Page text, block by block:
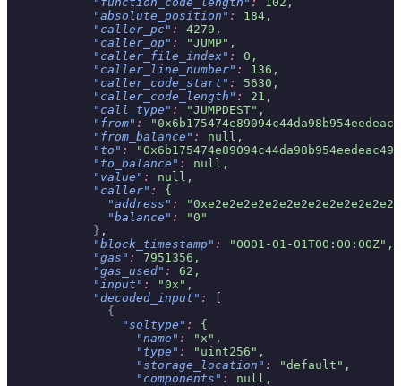
            "absolute_position"
:
184,
            "caller_pc"
:
4279,
            "caller_op"
:
"JUMP",
            "caller_file_index"
:
0,
            "caller_line_number"
:
136,
            "caller_code_start"
:
5630,
            "caller_code_length"
:
21,
            "call_type"
:
"JUMPDEST",
            "from"
:
            "from_balance"
:
null,
            "to"
:
            "to_balance"
:
null,
            "value"
:
null,
            "caller"
:
{
              "address"
:
              "balance"
:
"0"
            }
,
            "block_timestamp"
:
"0001-01-01T00:00:00Z",
            "gas"
:
7951356,
            "gas_used"
:
62,
            "input"
:
"0x",
            "decoded_input"
:
[
              {
                "soltype"
:
{
                  "name"
:
"x",
                  "type"
:
"uint256",
                  "storage_location"
:
"default",
                  "components"
:
null,